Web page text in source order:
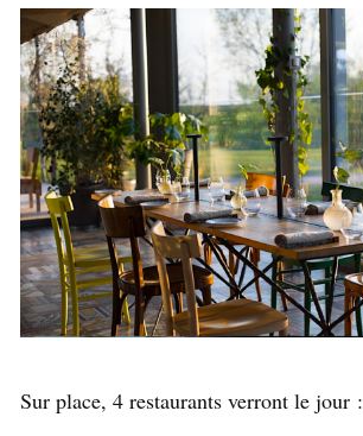
Sur place, 4 restaurants verront le jour :